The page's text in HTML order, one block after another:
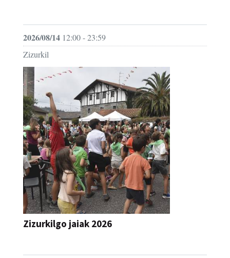
2026/08/14 12:00 - 23:59
Zizurkil
Zizurkilgo jaiak 2026